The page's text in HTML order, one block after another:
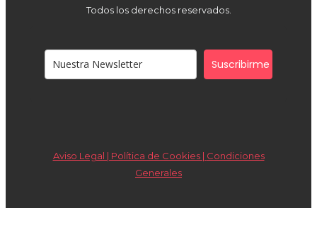
Todos los derechos reservados.
Suscribirme
Aviso Legal | Política de Cookies | Condiciones
Generales